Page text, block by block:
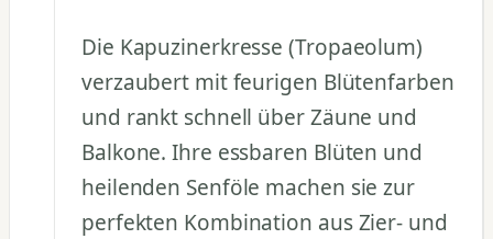
Die Kapuzinerkresse (Tropaeolum)
verzaubert mit feurigen Blütenfarben
und rankt schnell über Zäune und
Balkone. Ihre essbaren Blüten und
heilenden Senföle machen sie zur
perfekten Kombination aus Zier- und